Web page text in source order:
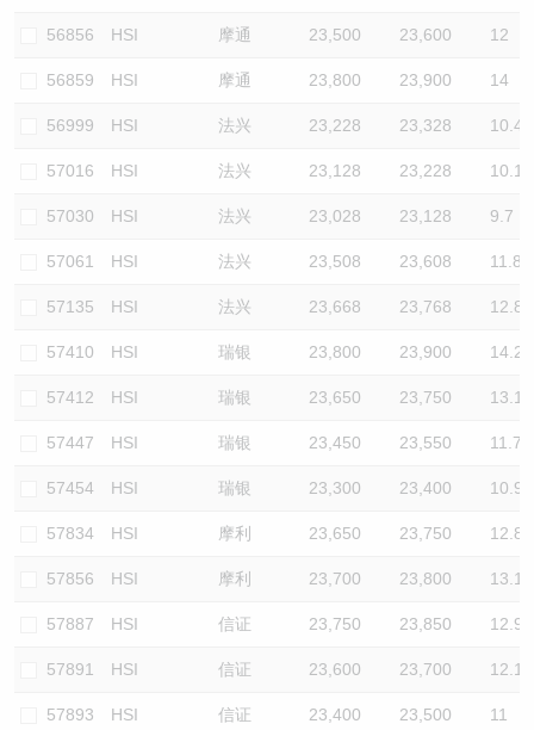
56856 HSI 摩通 23,500 23,600 12
56859 HSI 摩通 23,800 23,900 14
56999 HSI 法兴 23,228 23,328 10.4
57016 HSI 法兴 23,128 23,228 10.1
57030 HSI 法兴 23,028 23,128 9.7
57061 HSI 法兴 23,508 23,608 11.8
57135 HSI 法兴 23,668 23,768 12.8
57410 HSI 瑞银 23,800 23,900 14.2
57412 HSI 瑞银 23,650 23,750 13.1
57447 HSI 瑞银 23,450 23,550 11.7
57454 HSI 瑞银 23,300 23,400 10.9
57834 HSI 摩利 23,650 23,750 12.8
57856 HSI 摩利 23,700 23,800 13.1
57887 HSI 信证 23,750 23,850 12.9
57891 HSI 信证 23,600 23,700 12.1
57893 HSI 信证 23,400 23,500 11